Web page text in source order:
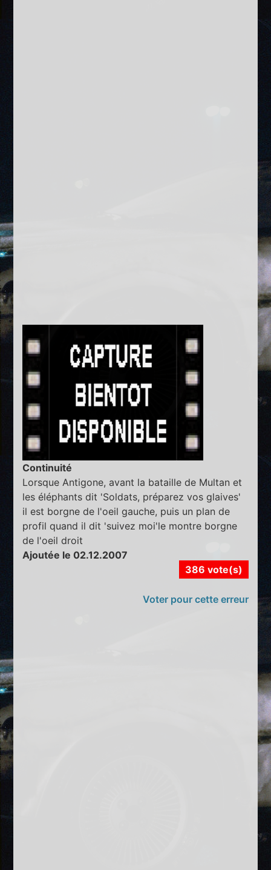
Continuité
Lorsque Antigone, avant la bataille de Multan et
les éléphants dit 'Soldats, préparez vos glaives'
il est borgne de l'oeil gauche, puis un plan de
profil quand il dit 'suivez moi'le montre borgne
de l'oeil droit
Ajoutée le 02.12.2007
386 vote(s)
Voter pour cette erreur